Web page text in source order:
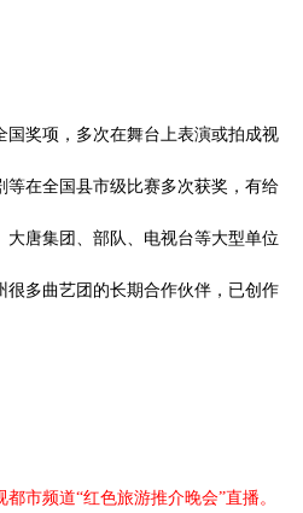
国奖项，多次在舞台上表演或拍成视
等在全国县市级比赛多次获奖，有给
唐集团、部队、电视台等大型单位
很多曲艺团的长期合作伙伴，已创作
都市频道“红色旅游推介晚会”直播。